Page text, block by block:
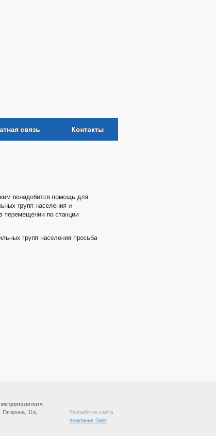
связь Контакты
понадобится помощь для
групп населения и
перемещении по станции
групп населения просьба
Разработка сайта
Компания Sabit
11а,